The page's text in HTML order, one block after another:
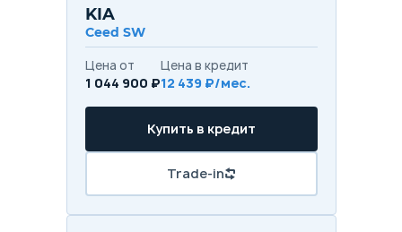
KIA
Ceed SW
Цена от
1 044 900 ₽
Цена в кредит
12 439 ₽/мес.
Купить в кредит
Trade-in